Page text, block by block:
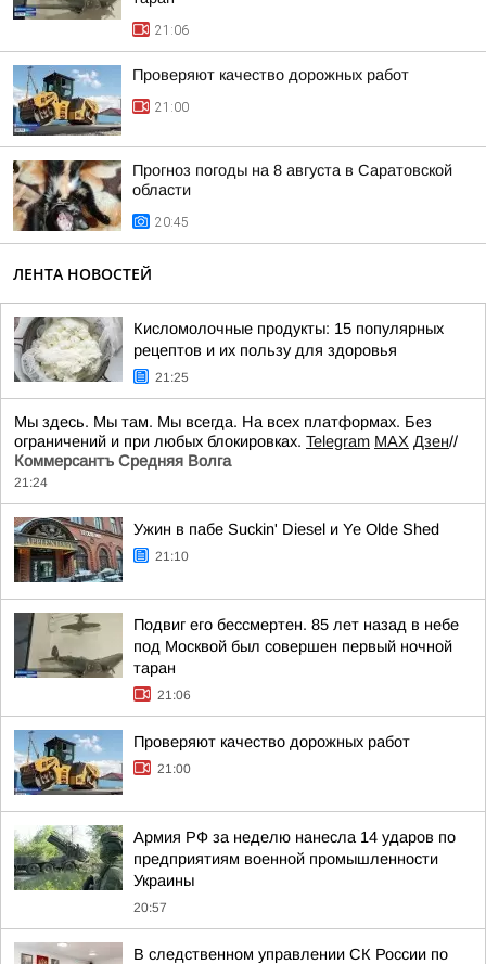
21:06
Проверяют качество дорожных работ
21:00
Прогноз погоды на 8 августа в Саратовской
области
20:45
ЛЕНТА НОВОСТЕЙ
Кисломолочные продукты: 15 популярных
рецептов и их пользу для здоровья
21:25
Мы здесь. Мы там. Мы всегда. На всех платформах. Без
ограничений и при любых блокировках. Telegram MAX Дзен//
Коммерсантъ Средняя Волга
21:24
Ужин в пабе Suckin' Diesel и Ye Olde Shed
21:10
Подвиг его бессмертен. 85 лет назад в небе
под Москвой был совершен первый ночной
таран
21:06
Проверяют качество дорожных работ
21:00
Армия РФ за неделю нанесла 14 ударов по
предприятиям военной промышленности
Украины
20:57
В следственном управлении СК России по